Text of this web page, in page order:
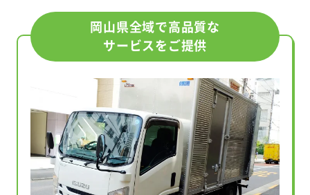
岡山県全域で高品質な
サービスをご提供